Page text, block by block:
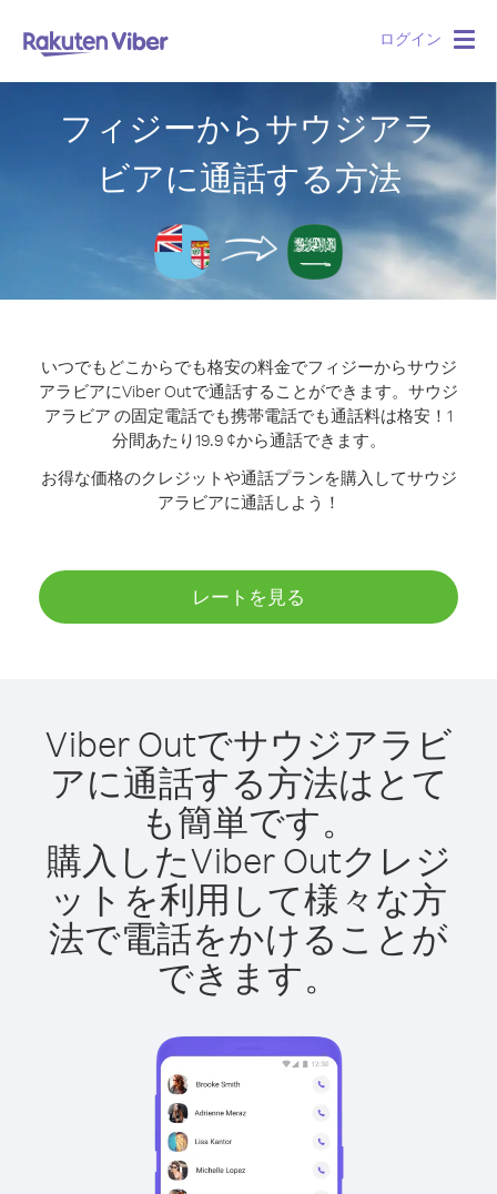
ログイン
フィジーからサウジアラ
ビアに通話する方法
いつでもどこからでも格安の料金でフィジーからサウジ
アラビアにViber Outで通話することができます。 サウジ
アラビア の固定電話でも携帯電話でも通話料は格安！1
分間あたり19.9 ¢から通話できます。
お得な価格のクレジットや通話プランを購入してサウジ
アラビアに通話しよう！
レートを見る
Viber Outでサウジアラビ
アに通話する方法はとて
も簡単です。
購入したViber Outクレジ
ットを利用して様々な方
法で電話をかけることが
できます。